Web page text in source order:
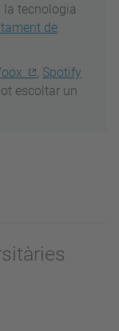
la tecnologia
de
, Spotify
escoltar un